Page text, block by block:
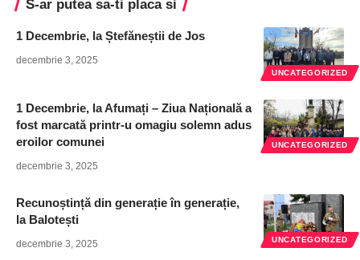
S-ar putea sa-ti placa si
UNCATEGORIZED
1 Decembrie, la Ștefăneștii de Jos
decembrie 3, 2025
UNCATEGORIZED
1 Decembrie, la Afumați – Ziua Națională a
fost marcată printr-u omagiu solemn adus
eroilor comunei
decembrie 3, 2025
UNCATEGORIZED
Recunoștință din generație în generație,
la Balotești
decembrie 3, 2025